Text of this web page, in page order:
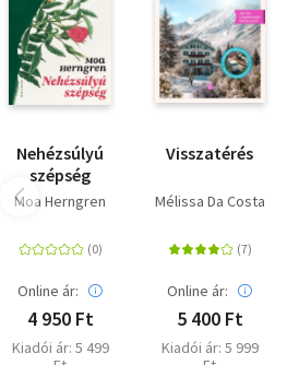
beírni: Gabriel José de la Concordia."
Nehézsúlyú
szépség
Moa Herngren
Online ár:
4 950 Ft
Kiadói ár: 5 499
Visszatérés
Mélissa Da Costa
Online ár:
5 400 Ft
Kiadói ár: 5 999